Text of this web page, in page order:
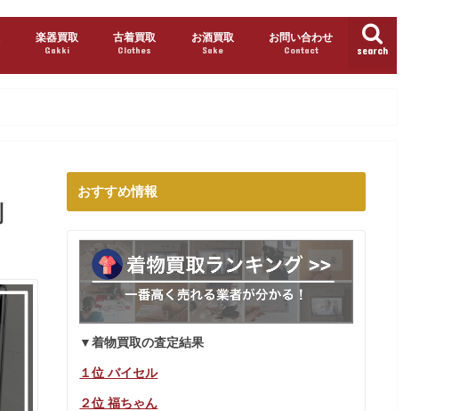
search
楽器買取
Gakki
古着買取
Clothes
お酒買取
Sake
お問い合わせ
Contact
おすすめ情報
▼着物買取の査定結果
１位 バイセル
２位 福ちゃん